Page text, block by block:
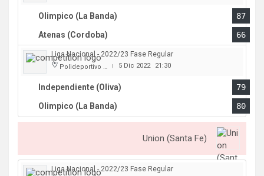
Olimpico (La Banda)
87
Atenas (Cordoba)
66
Liga Nacional - 2022/23 Fase Regular
Polideportivo Independiente | 5 Dic 2022 21:30
Independiente (Oliva)
79
Olimpico (La Banda)
80
Union (Santa Fe)
Liga Nacional - 2022/23 Fase Regular